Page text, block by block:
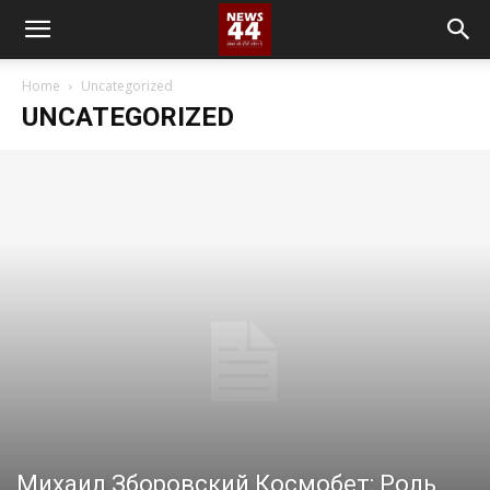
Home Uncategorized
UNCATEGORIZED
Михаил Зборовский Космобет: Роль